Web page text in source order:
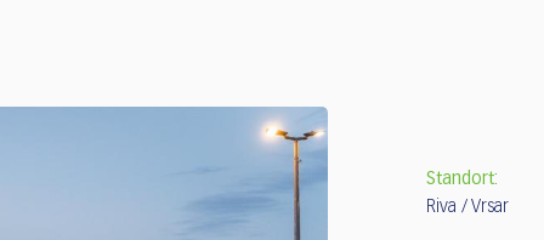
Standort:
Riva / Vrsar